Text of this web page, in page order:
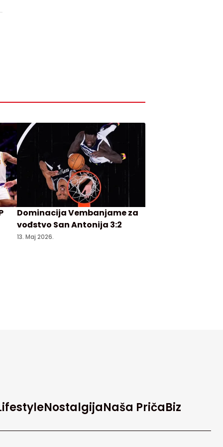
Dominacija Vembanjame za
vođstvo San Antonija 3:2
13. Maj 2026.
NostalgijaNaša PričaBiz